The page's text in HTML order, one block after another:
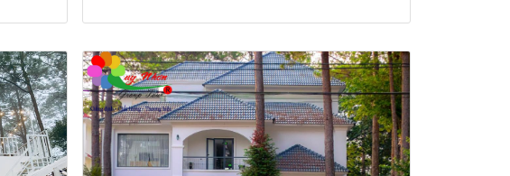
Khách sạn Money Fine Quy Nhơn